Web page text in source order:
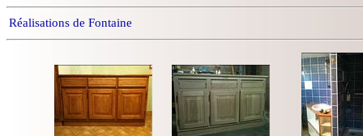
Réalisations de Fontaine